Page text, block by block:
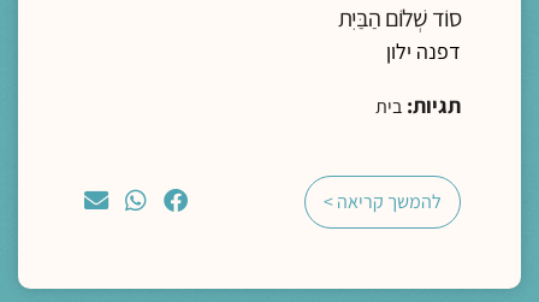
סוֹד שְׁלוֹם הַבַּיִת
דפנה ילון
תגיות: בית
להמשך קריאה >